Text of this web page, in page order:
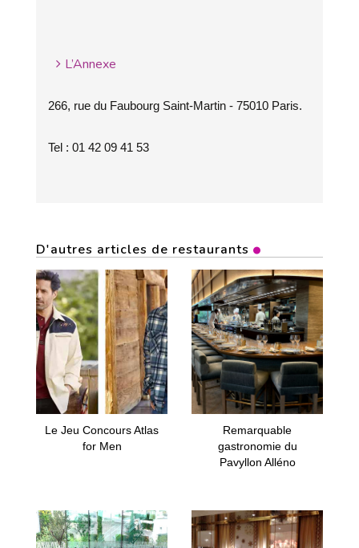
L’Annexe
266, rue du Faubourg Saint-Martin - 75010 Paris.
Tel : 01 42 09 41 53
D'autres articles de restaurants
Le Jeu Concours Atlas
for Men
Remarquable
gastronomie du
Pavyllon Alléno